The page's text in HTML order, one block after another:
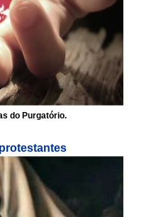
do Purgatório.